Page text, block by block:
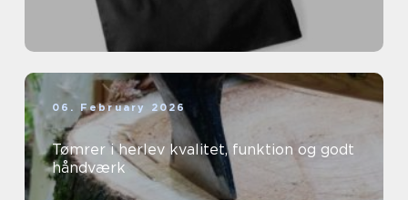
06. February 2026
Tømrer i herlev kvalitet, funktion og godt
håndværk